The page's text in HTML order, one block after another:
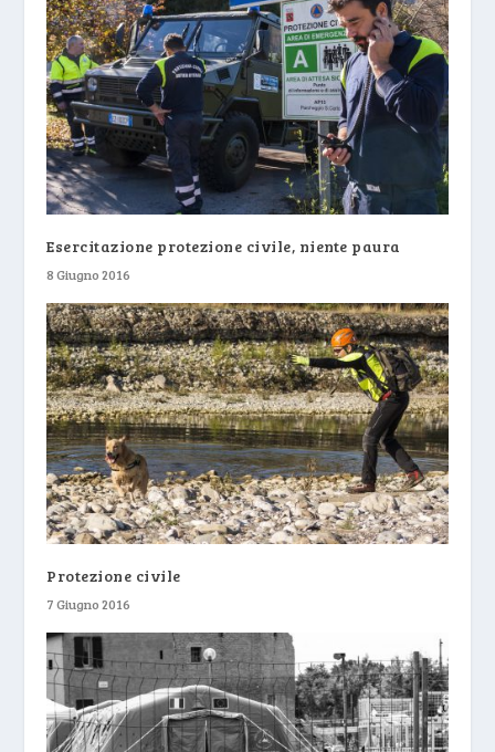
Esercitazione protezione civile, niente paura
8 Giugno 2016
Protezione civile
7 Giugno 2016